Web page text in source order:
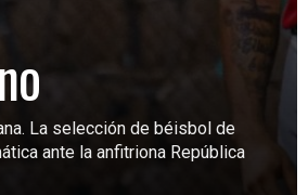
La selección de béisbol de
ante la anfitriona República